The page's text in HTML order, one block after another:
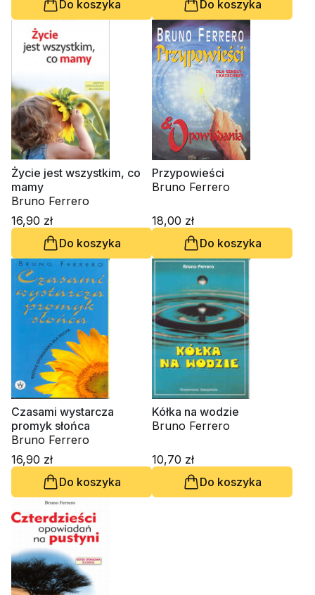
Do koszyka Do koszyka
Życie jest wszystkim, co
mamy
Bruno Ferrero
16,90 zł
Do koszyka
Przypowieści
Bruno Ferrero
18,00 zł
Do koszyka
Czasami wystarcza
promyk słońca
Bruno Ferrero
16,90 zł
Do koszyka
Kółka na wodzie
Bruno Ferrero
10,70 zł
Do koszyka